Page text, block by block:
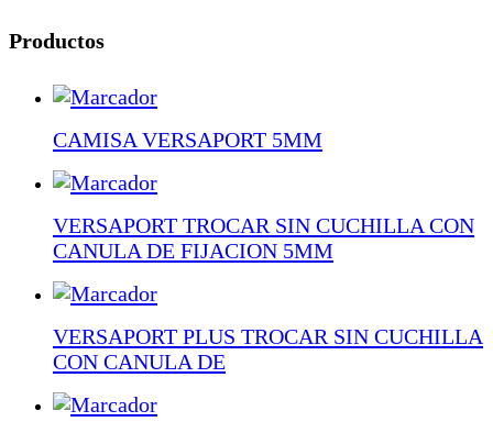
Productos
CAMISA VERSAPORT 5MM
VERSAPORT TROCAR SIN CUCHILLA CON
CANULA DE FIJACION 5MM
VERSAPORT PLUS TROCAR SIN CUCHILLA
CON CANULA DE